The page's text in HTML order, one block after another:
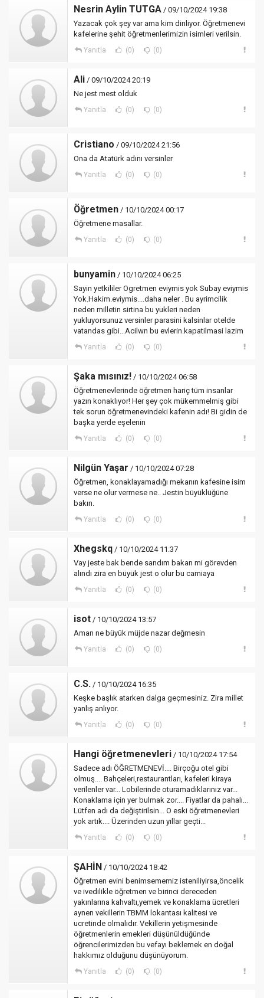
Nesrin Aylin TUTGA / 09/10/2024 19:38
Yazacak çok şey var ama kim dinliyor. Öğretmenevi
kafelerine şehit öğretmenlerimizin isimleri verilsin.
Yanıtla (0) (0)
Ali / 09/10/2024 20:19
Ne jest mest olduk
Yanıtla (0) (0)
Cristiano / 09/10/2024 21:56
Ona da Atatürk adını versinler
Yanıtla (0) (0)
Öğretmen / 10/10/2024 00:17
Öğretmene masallar.
Yanıtla (0) (0)
bunyamin / 10/10/2024 06:25
Sayin yetkililer Ogretmen eviymis yok Subay eviymis
Yok.Hakim.eviymis....daha neler . Bu ayrimcilik
neden milletin sirtina bu yukleri neden
yukluyorsunuz versinler parasini kalsinlar otelde
vatandas gibi...Acilwn bu evlerin.kapatilmasi lazim
Yanıtla (0) (0)
Şaka mısınız! / 10/10/2024 06:58
Öğretmenevlerinde öğretmen hariç tüm insanlar
yazın konaklıyor! Her şey çok mükemmelmiş gibi
tek sorun öğretmenevindeki kafenin adı! Bi gidin de
başka yerde eşelenin
Yanıtla (0) (0)
Nilgün Yaşar / 10/10/2024 07:28
Öğretmen, konaklayamadığı mekanın kafesine isim
verse ne olur vermese ne.. Jestin büyüklüğüne
bakın.
Yanıtla (0) (0)
Xhegskq / 10/10/2024 11:37
Vay jeste bak bende sandım bakan mi görevden
alındı zira en büyük jest o olur bu camiaya
Yanıtla (0) (0)
isot / 10/10/2024 13:57
Aman ne büyük müjde nazar değmesin
Yanıtla (0) (0)
C.S. / 10/10/2024 16:35
Keşke başlık atarken dalga geçmesiniz. Zira millet
yanlış anlıyor.
Yanıtla (0) (0)
Hangi öğretmenevleri / 10/10/2024 17:54
Sadece adı ÖĞRETMENEVİ.... Birçoğu otel gibi
olmuş.... Bahçeleri,restaurantları, kafeleri kiraya
verilenler var... Lobilerinde oturamadıklarınız var...
Konaklama için yer bulmak zor.... Fiyatlar da pahalı...
Lütfen adı da değiştirilsin... O eski öğretmenevleri
yok artık.... Üzerinden uzun yıllar geçti...
Yanıtla (0) (0)
ŞAHİN / 10/10/2024 18:42
Öğretmen evini benimsememiz isteniliyirsa,öncelik
ve ivedilikle öğretmen ve birinci dereceden
yakınlarına kahvaltı,yemek ve konaklama ücretleri
aynen vekillerin TBMM lokantası kalitesi ve
ucretinde olmalıdır. Vekillerin yetişmesinde
öğretmenlerin emekleri düşünüldüğünde
öğrencilerimizden bu vefayı beklemek en doğal
hakkımız olduğunu düşünüyorum.
Yanıtla (0) (0)